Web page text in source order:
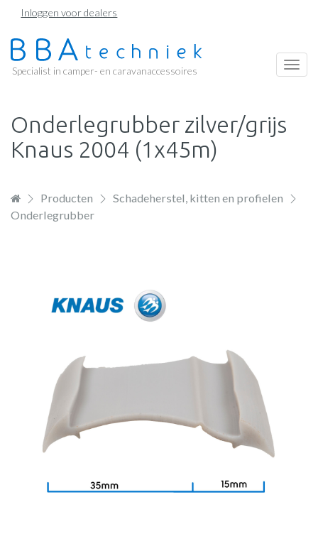
Overslaan
naar
de
Inloggen voor dealers
Specialist in camper- en caravanaccessoires
Onderlegrubber zilver/grijs
Knaus 2004 (1x45m)
Producten
Schadeherstel, kitten en profielen
Onderlegrubber